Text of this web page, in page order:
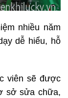
nhiều năm
dễ hiểu, hỗ
viên sẽ được
sở sửa chữa,